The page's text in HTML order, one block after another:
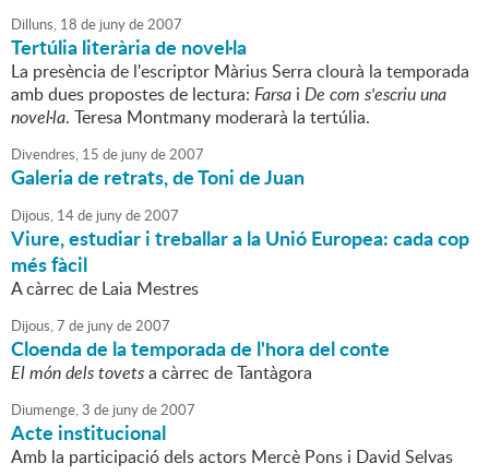
Dilluns, 18 de junyde2007
Tertúlia literària de novel·la
La presència de l'escriptor Màrius Serra clourà la temporada
amb dues propostes de lectura: Farsa i De com s'escriu una
novel·la. Teresa Montmany moderarà la tertúlia.
Divendres, 15 de junyde2007
Galeria de retrats, de Toni de Juan
Dijous, 14de junyde2007
Viure, estudiar i treballar a la Unió Europea: cada cop
més fàcil
A càrrec de Laia Mestres
Dijous,7 de junyde2007
Cloenda de la temporada de l'hora del conte
El món dels tovetsa càrrec de Tantàgora
Diumenge,3 de junyde2007
Acte institucional
Amb la participació dels actors Mercè Pons i David Selvas